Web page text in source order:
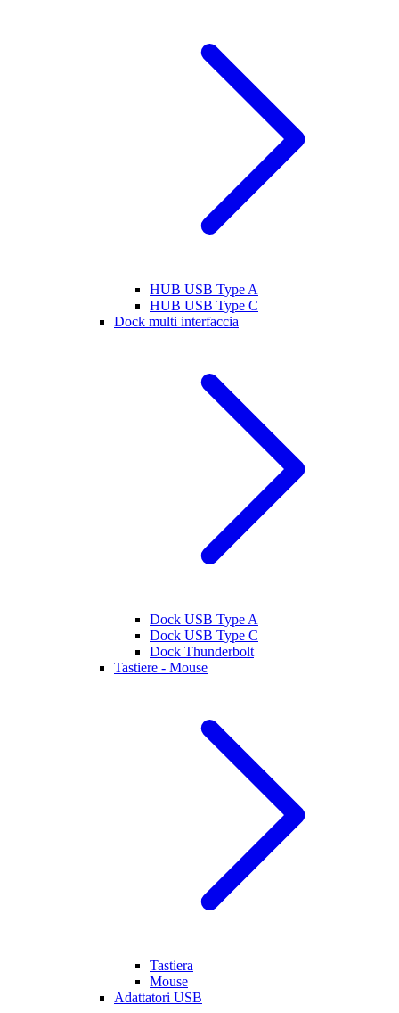
HUB USB Type A
HUB USB Type C
Dock multi interfaccia
Dock USB Type A
Dock USB Type C
Dock Thunderbolt
Tastiere - Mouse
Tastiera
Mouse
Adattatori USB